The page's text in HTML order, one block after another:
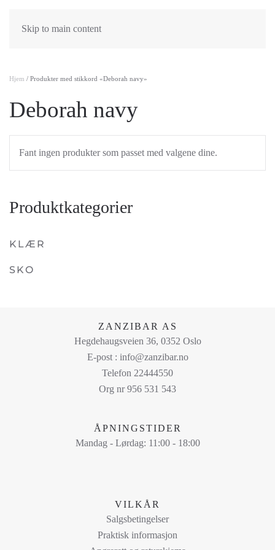
Skip to main content
Hjem / Produkter med stikkord «Deborah navy»
Deborah navy
Fant ingen produkter som passet med valgene dine.
Produktkategorier
KLÆR
SKO
ZANZIBAR AS
Hegdehaugsveien 36, 0352 Oslo
E-post : info@zanzibar.no
Telefon 22444550
Org nr 956 531 543
ÅPNINGSTIDER
Mandag - Lørdag: 11:00 - 18:00
VILKÅR
Salgsbetingelser
Praktisk informasjon